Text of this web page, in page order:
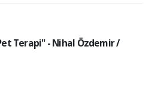
Terapi" - Nihal Özdemir /